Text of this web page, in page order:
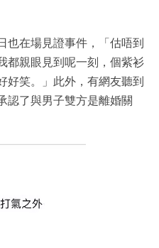
也在場見證事件，「估唔到
都親眼見到呢一刻，個紫衫
好笑。」此外，有網友聽到
認了與男子雙方是離婚關